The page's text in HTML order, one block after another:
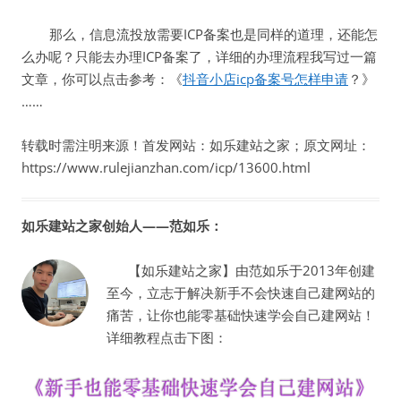
那么，信息流投放需要ICP备案也是同样的道理，还能怎
么办呢？只能去办理ICP备案了，详细的办理流程我写过一篇
文章，你可以点击参考：《抖音小店icp备案号怎样申请 ？》
……
转载时需注明来源！首发网站：如乐建站之家；原文网址：
https://www.rulejianzhan.com/icp/13600.html
如乐建站之家创始人——范如乐：
【如乐建站之家】由范如乐于2013年创建
至今，立志于解决新手不会快速自己建网站的
痛苦，让你也能零基础快速学会自己建网站！
详细教程点击下图：